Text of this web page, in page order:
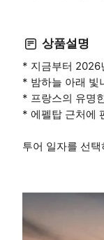
상품설명
* 지금부터 2026
* 밤하늘 아래 빛
* 프랑스의 유명
* 에펠탑 근처에
투어 일자를 선택